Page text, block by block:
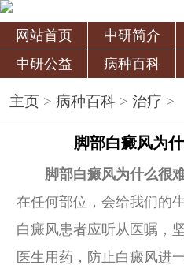
网站首页 中研简介
中研公益
病种百科
主页> 病种百科> 治疗 >
脚部白癜风为
脚部白癜风为什么很
在任何部位，会给我们的
白癜风患者应听从医嘱，
医生用药，防止白癜风进